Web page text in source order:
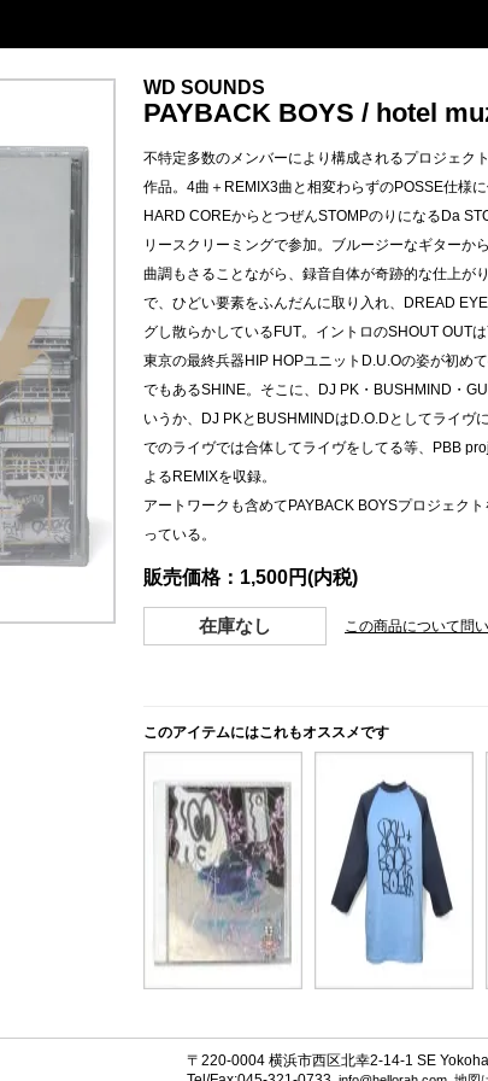
WD SOUNDS
PAYBACK BOYS / hotel
不特定多数のメンバーにより構成されるプロジェク
作品。4曲＋REMIX3曲と相変わらずのPOSSE仕様
HARD COREからとつぜんSTOMPのりになるDa
リースクリーミングで参加。ブルージーなギターか
曲調もさることながら、録音自体が奇跡的な仕上が
で、ひどい要素をふんだんに取り入れ、DREAD
グし散らかしているFUT。イントロのSHOUT OUT
東京の最終兵器HIP HOPユニットD.U.Oの姿が初め
でもあるSHINE。そこに、DJ PK・BUSHMIND・
いうか、DJ PKとBUSHMINDはD.O.Dとしてライヴ
でのライヴでは合体してライヴをしてる等、PBB
よるREMIXを収録。
アートワークも含めてPAYBACK BOYSプロジェク
っている。
販売価格：1,500円(内税)
在庫なし この商品について問
このアイテムにはこれもオススメです
〒220-0004 横浜市西区北幸2-14-1 SE